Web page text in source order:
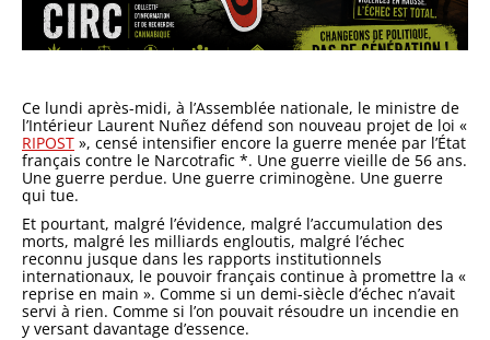
Ce lundi après-midi, à l’Assemblée nationale, le ministre de
l’Intérieur Laurent Nuñez défend son nouveau projet de loi «
RIPOST », censé intensifier encore la guerre menée par l’État
français contre le Narcotrafic *. Une guerre vieille de 56 ans.
Une guerre perdue. Une guerre criminogène. Une guerre
qui tue.
Et pourtant, malgré l’évidence, malgré l’accumulation des
morts, malgré les milliards engloutis, malgré l’échec
reconnu jusque dans les rapports institutionnels
internationaux, le pouvoir français continue à promettre la «
reprise en main ». Comme si un demi-siècle d’échec n’avait
servi à rien. Comme si l’on pouvait résoudre un incendie en
y versant davantage d’essence.